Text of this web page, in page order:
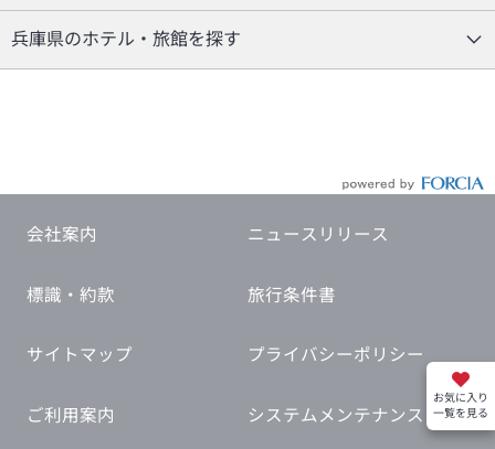
お気に入り
一覧を見る
兵庫県のホテル・旅館を探す
会社案内 ニュースリリース
標識・約款 旅行条件書
サイトマップ プライバシーポリシー
ご利用案内 システムメンテナンス